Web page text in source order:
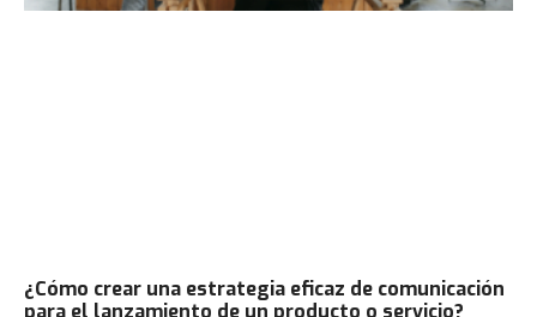
¿Cómo crear una estrategia eficaz de comunicación
para el lanzamiento de un producto o servicio?